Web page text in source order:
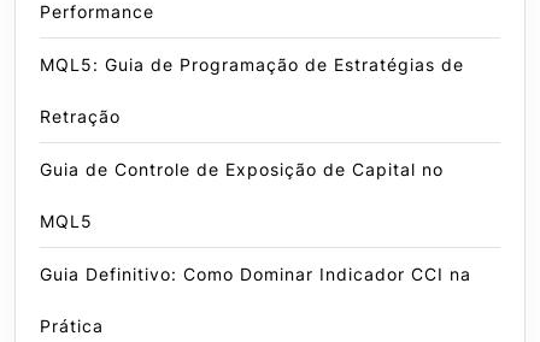
Performance
MQL5: Guia de Programação de Estratégias de
Retração
Guia de Controle de Exposição de Capital no
MQL5
Guia Definitivo: Como Dominar Indicador CCI na
Prática